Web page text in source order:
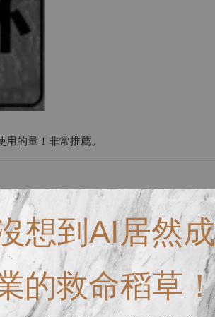
想到AI居然成
的救命稻草！
的量！非常推薦。